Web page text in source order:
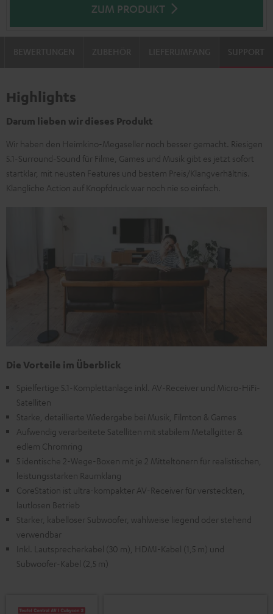
ZUM PRODUKT
SUPPORT
Highlights
Darum lieben wir dieses Produkt
Wir haben den Heimkino-Megaseller noch besser gemacht. Riesigen
5.1-Surround-Sound für Filme, Games und Musik gibt es jetzt sofort
startklar, mit neusten Features und bestem Preis/Klangverhältnis.
Klangliche Action auf Knopfdruck war noch nie so einfach.
Die Vorteile im Überblick
Spielfertige 5.1-Komplettanlage inkl. AV-Receiver und Micro-HiFi-
Satelliten
Starke, detaillierte Wiedergabe bei Musik, Filmton & Games
Aufwendig verarbeitete Satelliten mit stabilem Metallgitter &
edlem Chromring
5 identische 2-Wege-Boxen mit je 2 Mitteltönern für realistischen,
leistungsstarken Raumklang
CoreStation ist ultra-kompakter AV-Receiver für versteckten,
lautlosen Betrieb
Starker, kabelloser Subwoofer, wahlweise liegend oder stehend
verwendbar
Inkl. Lautsprecherkabel (30 m), HDMI-Kabel (1,5 m) und
Subwoofer-Kabel (2,5 m)